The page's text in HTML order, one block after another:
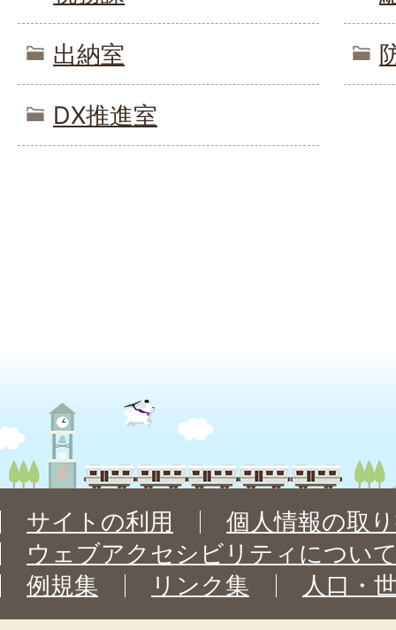
出納室
DX推進室
サイトの利用
個人情報の取
ウェブアクセシビリティについ
例規集
リンク集 人口・